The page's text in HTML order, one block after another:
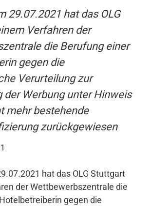
29.07.2021 hat das OLG
Verfahren der
die Berufung einer
gegen die
Verurteilung zur
der Werbung unter Hinweis
mehr bestehende
zurückgewiesen
hat das OLG Stuttgart
der Wettbewerbszentrale die
gegen die